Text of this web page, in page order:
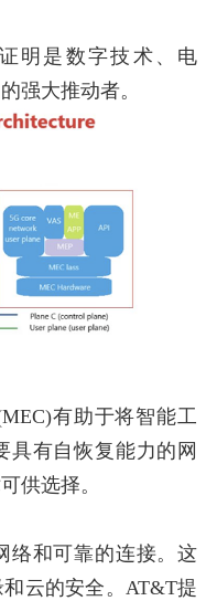
明是数字技术、电
强大推动者。
有助于将智能工
具有自恢复能力的网
供选择。
络和可靠的连接。这
云的安全。AT&T提